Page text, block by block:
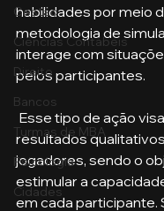
Gestão
Ciências Contábeis
Direito
Bancos
Turmas de MBA
Psicologia
Cidades
habilidades por meio
metodologia de
interage com
pelos participantes.
resultados
jogadores, sendo o
estimular a
em cada participante.